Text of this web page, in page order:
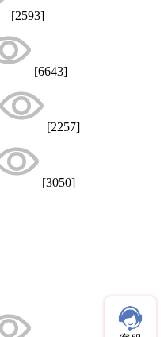
[2593]
[6643]
[2257]
[3050]